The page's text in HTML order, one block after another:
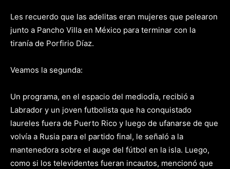
Les recuerdo que las adelitas eran mujeres que pelearon
junto a Pancho Villa en México para terminar con la
tiranía de Porfirio Díaz.
Veamos la segunda:
Un programa, en el espacio del mediodía, recibió a
Labrador y un joven futbolista que ha conquistado
laureles fuera de Puerto Rico y luego de ufanarse de que
volvía a Rusia para el partido final, le señaló a la
mantenedora sobre el auge del fútbol en la isla. Luego,
como si los televidentes fueran incautos, mencionó que